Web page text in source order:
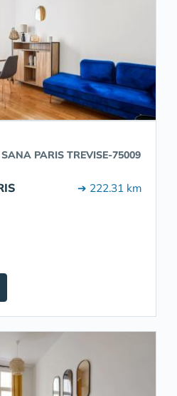
PARIS TREVISE-75009
➔ 222.31 km